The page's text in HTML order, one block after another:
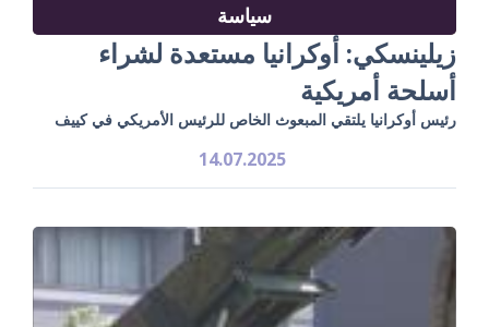
سياسة
زيلينسكي: أوكرانيا مستعدة لشراء
أسلحة أمريكية
رئيس أوكرانيا يلتقي المبعوث الخاص للرئيس الأمريكي في كييف
14.07.2025